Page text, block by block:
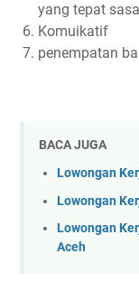
yang tepat
Komuikatif
penempatan
BACA JUGA
Lowongan
Lowongan
Lowongan
Aceh